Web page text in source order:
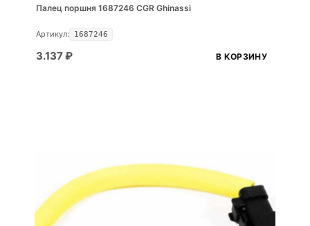
Палец поршня 1687246 CGR Ghinassi
Артикул: 1687246
3.137₽ В КОРЗИНУ